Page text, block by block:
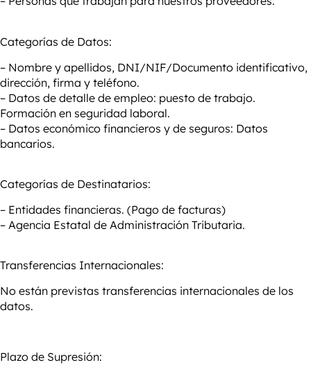
Categorías de Datos:
– Nombre y apellidos, DNI/NIF/Documento identificativo,
dirección, firma y teléfono.
– Datos de detalle de empleo: puesto de trabajo.
Formación en seguridad laboral.
– Datos económico financieros y de seguros: Datos
bancarios.
Categorías de Destinatarios:
– Entidades financieras. (Pago de facturas)
– Agencia Estatal de Administración Tributaria.
Transferencias Internacionales:
No están previstas transferencias internacionales de los
datos.
Plazo de Supresión: